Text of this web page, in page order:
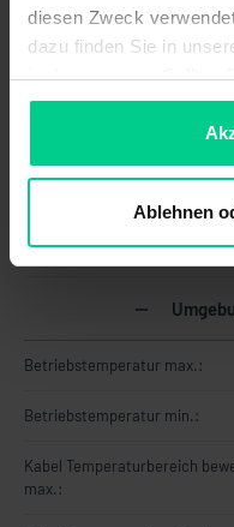
diesen Zweck
dazu finden Sie in
imImpressum. Sollten
sein, können Sie die
Ablehnen
Gehäusebauform:
Muttermaterial:
Betriebstemperatur max.:
Betriebstemperatur min.:
Kabel Temperaturbereich
max.: